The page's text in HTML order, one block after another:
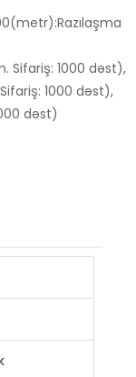
Sifariş: 1000 dəst),
1000 dəst),
dəst)